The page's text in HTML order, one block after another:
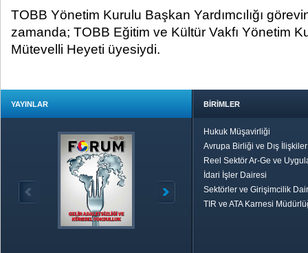
TOBB Yönetim Kurulu Başkan Yardımcılığı
zamanda; TOBB Eğitim ve Kültür Vakfı Yönetim
Mütevelli Heyeti üyesiydi.
YAYINLAR BİRİMLER
Hukuk Müşavirliği
Avrupa Birliği ve Dış
Reel Sektör Ar-Ge ve
İdari İşler Dairesi
Sektörler ve Girişimcilik
TIR ve ATA Karnesi